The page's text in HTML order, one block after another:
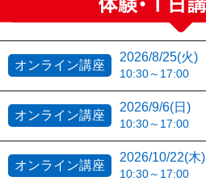
オンライン講座
2026/8/25(火)
10:30～17:00
オンライン講座
2026/9/6(日)
10:30～17:00
オンライン講座
2026/10/22(木)
10:30～17:00